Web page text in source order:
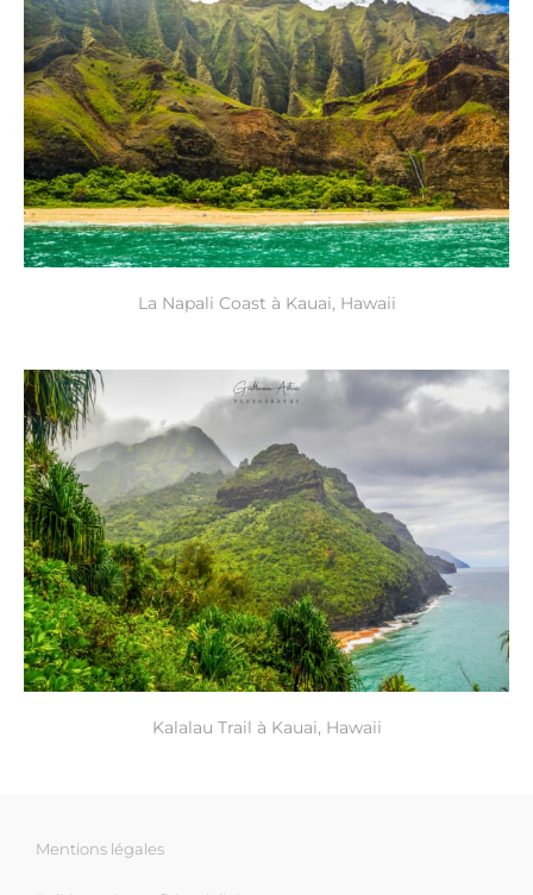
La Napali Coast à Kauai, Hawaii
Kalalau Trail à Kauai, Hawaii
Mentions légales